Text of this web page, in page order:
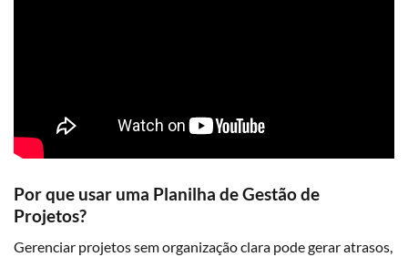
Por que usar uma Planilha de Gestão de
Projetos?
Gerenciar projetos sem organização clara pode gerar atrasos,